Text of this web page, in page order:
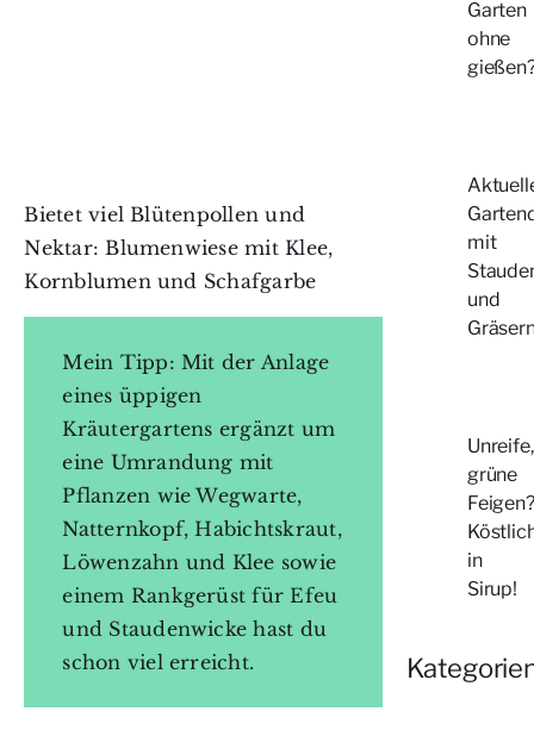
Bietet viel Blütenpollen und
Nektar: Blumenwiese mit Klee,
Kornblumen und Schafgarbe
Mein Tipp: Mit der Anlage
eines üppigen
Kräutergartens ergänzt um
eine Umrandung mit
Pflanzen wie Wegwarte,
Natternkopf, Habichtskraut,
Löwenzahn und Klee sowie
einem Rankgerüst für Efeu
und Staudenwicke hast du
schon viel erreicht.
Garten
ohne
mit
und
Unreife,
grüne
Feigen?
in
Sirup!